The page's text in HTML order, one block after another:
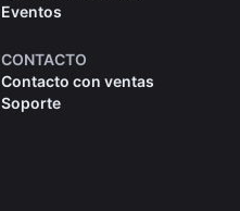
Eventos
CONTACTO
Contacto con ventas
Soporte